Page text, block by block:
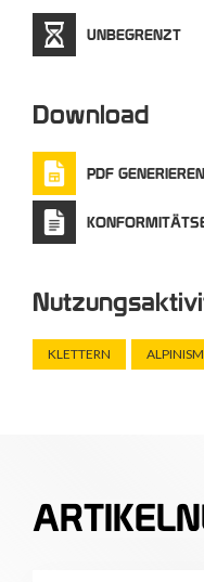
UNBEGRENZT
Download
PDF GENERIEREN
KLETTERN